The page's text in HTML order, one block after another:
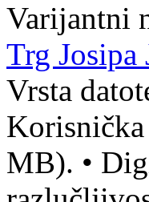
Varijantni
Trg Josipa
Vrsta
MB). •